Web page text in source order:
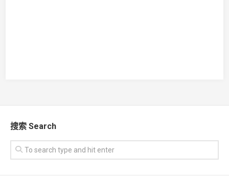
搜索 Search